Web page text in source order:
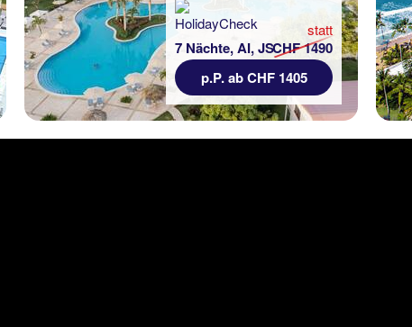
7 Nächte, AI, JS
statt
CHF 1490
p.P. ab CHF 1405